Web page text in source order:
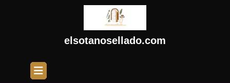
elsotanosellado.com
Open
Button